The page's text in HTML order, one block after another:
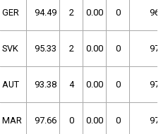
GER 94.49 2 0.00 0
SVK 95.33 2 0.00 0
AUT 93.38 4 0.00 0
MAR 97.66 0 0.00 0